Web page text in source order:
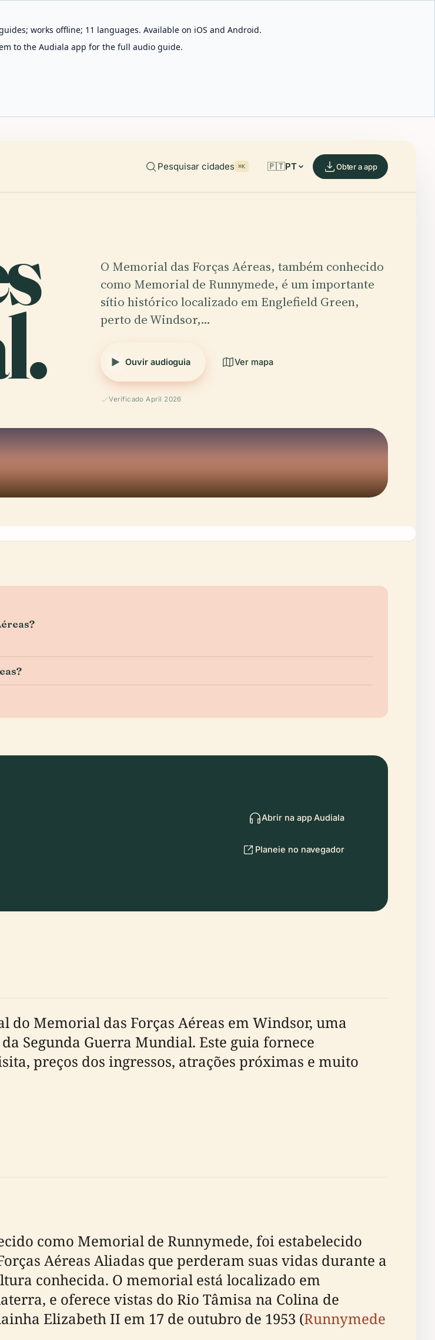
works offline; 11 languages. Available on iOS and Android.
to the Audiala app for the full audio guide.
Pesquisar cidades ⌘K 🇵🇹PT Obter a app
O Memorial das Forças Aéreas, também conhecido
como Memorial de Runnymede, é um importante
sítio histórico localizado em Englefield Green,
perto de Windsor,…
Ouvir audioguia Ver mapa
Verificado April 2026
Abrir na app Audiala
Planeie no navegador
Memorial das Forças Aéreas em Windsor, uma
Segunda Guerra Mundial. Este guia fornece
preços dos ingressos, atrações próximas e muito
como Memorial de Runnymede, foi estabelecido
Aéreas Aliadas que perderam suas vidas durante a
conhecida. O memorial está localizado em
e oferece vistas do Rio Tâmisa na Colina de
Elizabeth II em 17 de outubro de 1953 (Runnymede